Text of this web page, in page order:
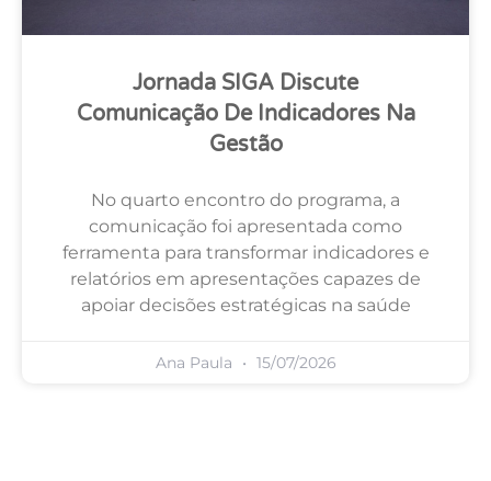
Jornada SIGA Discute
Comunicação De Indicadores Na
Gestão
No quarto encontro do programa, a
comunicação foi apresentada como
ferramenta para transformar indicadores e
relatórios em apresentações capazes de
apoiar decisões estratégicas na saúde
Ana Paula 15/07/2026